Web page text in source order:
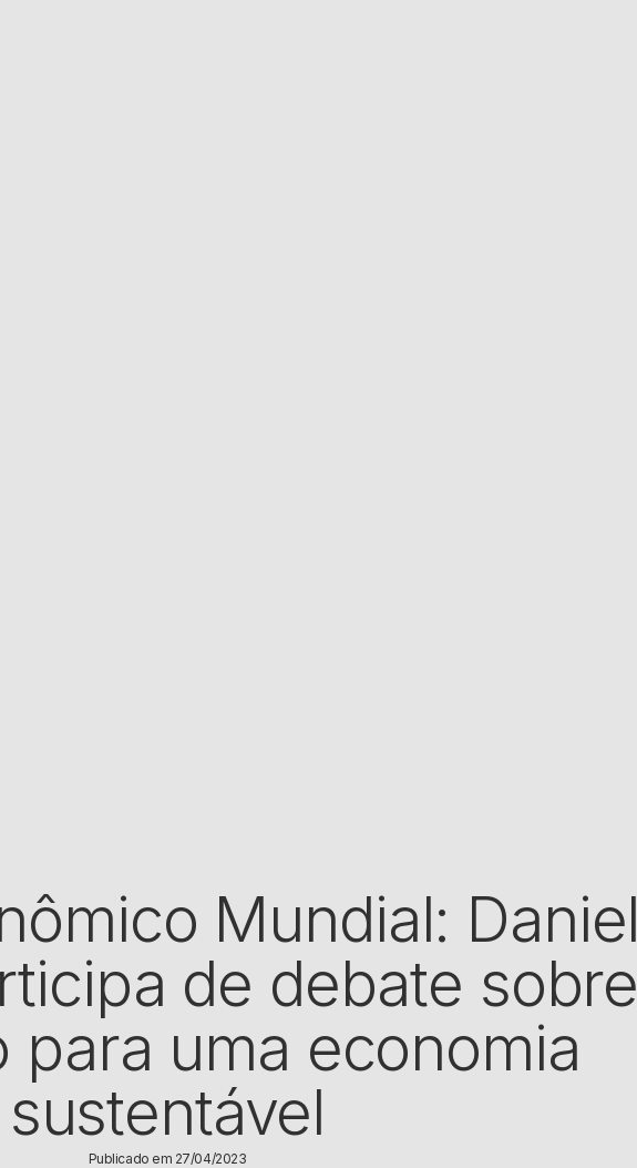
Mundial: Daniel
de debate sobre
para uma economia
sustentável
Publicado em 27/04/2023